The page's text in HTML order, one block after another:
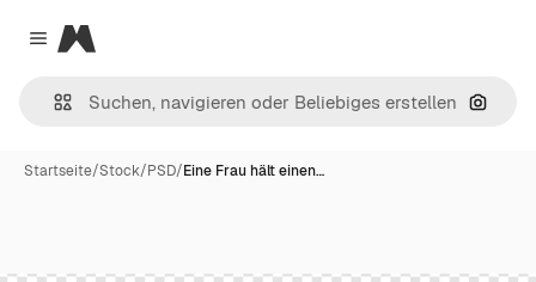
Close menu
Magnific
Nach
Startseite/Stock/PSD/Eine Frau hält einen…